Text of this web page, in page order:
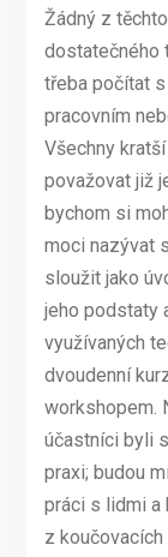
Žádný z
dostatečného
třeba počítat
pracovním
Všechny
považovat již
bychom si
moci nazývat
sloužit jako
jeho podstaty
využívaných
dvoudenní
workshopem.
účastníci byli
praxi; budou
práci s lidmi a
z koučovacích